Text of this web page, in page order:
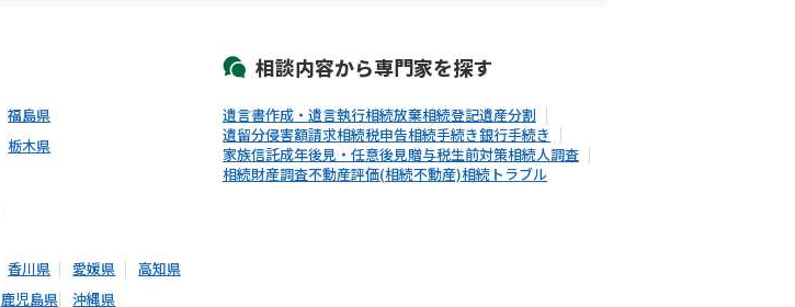
福島県
栃木県
香川県 愛媛県
高知県
鹿児島県 沖縄県
相談内容から専門家を探す
遺言書作成・遺言執行相続放棄相続登記遺産分割
遺留分侵害額請求相続税申告相続手続き銀行手続き
家族信託成年後見・任意後見贈与税生前対策相続人調査
相続財産調査不動産評価(相続不動産)相続トラブル